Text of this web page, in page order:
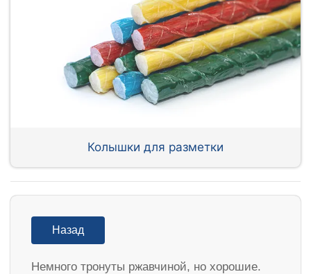
Колышки для разметки
Назад
Немного тронуты ржавчиной, но хорошие.